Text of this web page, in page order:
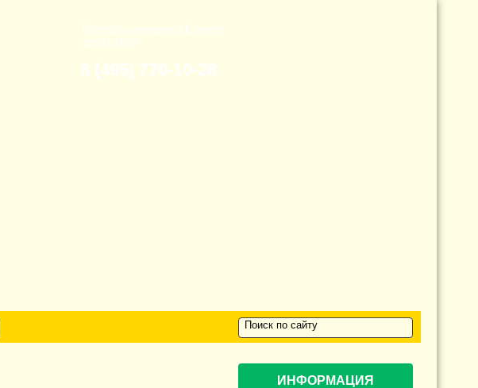
Телефон аппарата Cовета
депутатов
8 (495) 770-10-28
ИНФОРМАЦИЯ